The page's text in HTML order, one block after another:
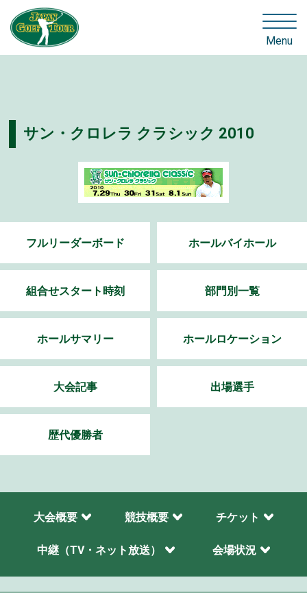
Menu
サン・クロレラ クラシック 2010
フルリーダーボード ホールバイホール
組合せスタート時刻 部門別一覧
ホールサマリー ホールロケーション
大会記事 出場選手
歴代優勝者
大会概要 競技概要 チケット
中継（TV・ネット放送） 会場状況